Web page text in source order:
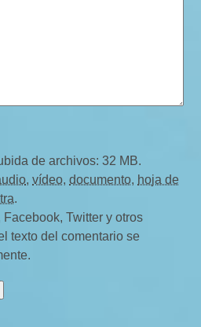
de archivos: 32 MB.
,vídeo,documento, hoja de
.
Twitter y otros
texto del comentario se